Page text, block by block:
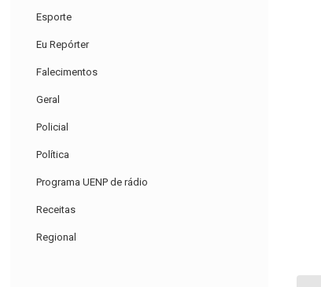
Esporte
Eu Repórter
Falecimentos
Geral
Policial
Política
Programa UENP de rádio
Receitas
Regional